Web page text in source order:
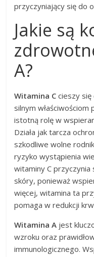
przyczyniający się do
Jakie są
A?
Witamina C cieszy się
silnym
istotną rolę w
Działa jak tarcza
szkodliwe wolne
ryzyko wystąpienia
witaminy C
skóry, ponieważ
więcej, witamina ta
pomaga w redukcji
Witamina A jest
wzroku oraz
immunologicznego.